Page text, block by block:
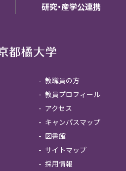
研究・産学公連携
教職員の方
教員プロフィール
アクセス
キャンパスマップ
図書館
サイトマップ
採用情報